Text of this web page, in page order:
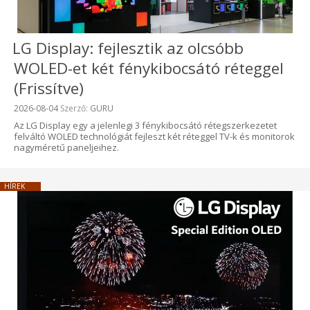
LG Display: fejlesztik az olcsóbb
WOLED-et két fénykibocsátó réteggel
(Frissítve)
Beküldve:
2026-08-04Szerző: GURU
Az LG Display egy a jelenlegi 3 fénykibocsátó rétegszerkezetet
felváltó WOLED technológiát fejleszt két réteggel TV-k és monitorok
nagyméretű paneljeihez.
HÍREK